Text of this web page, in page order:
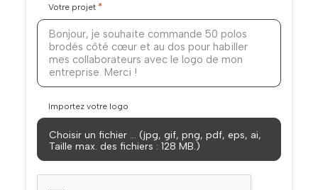
Votre projet *
Importez votre logo
Choisir un fichier … (jpg, gif, png, pdf, eps, ai,
Taille max. des fichiers : 128 MB.)
CAPTCHA